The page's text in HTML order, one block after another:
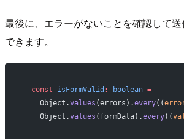
最後に、エラーがないことを確認して
できます。
  const
isFormValid : boolean =
    Object.
values (errors).every((
    Object.
values (formData).every((